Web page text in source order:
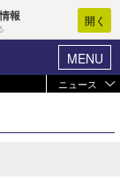
報 開く
MENU
ーム
ニュース